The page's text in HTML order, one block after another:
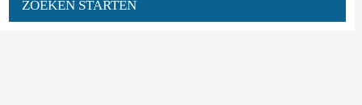
ZOEKEN STARTEN